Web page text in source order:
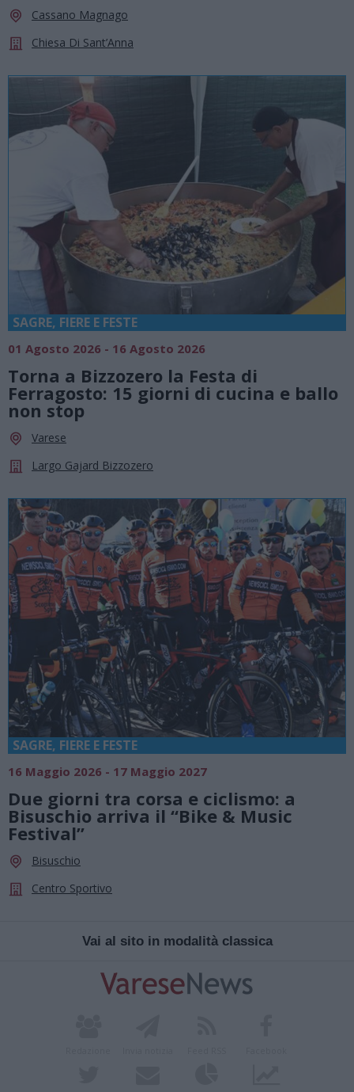
Cassano Magnago
Chiesa Di Sant’Anna
SAGRE, FIERE E FESTE
01 Agosto 2026 - 16 Agosto 2026
Torna a Bizzozero la Festa di
Ferragosto: 15 giorni di cucina e ballo
non stop
Varese
Largo Gajard Bizzozero
SAGRE, FIERE E FESTE
16 Maggio 2026 - 17 Maggio 2027
Due giorni tra corsa e ciclismo: a
Bisuschio arriva il “Bike & Music
Festival”
Bisuschio
Centro Sportivo
Vai al sito in modalità classica